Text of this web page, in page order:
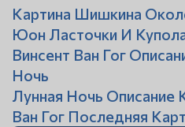
Картина Шишкина
Юон Ласточки И
Винсент Ван Гог
Ночь
Лунная Ночь Описание
Ван Гог Последняя